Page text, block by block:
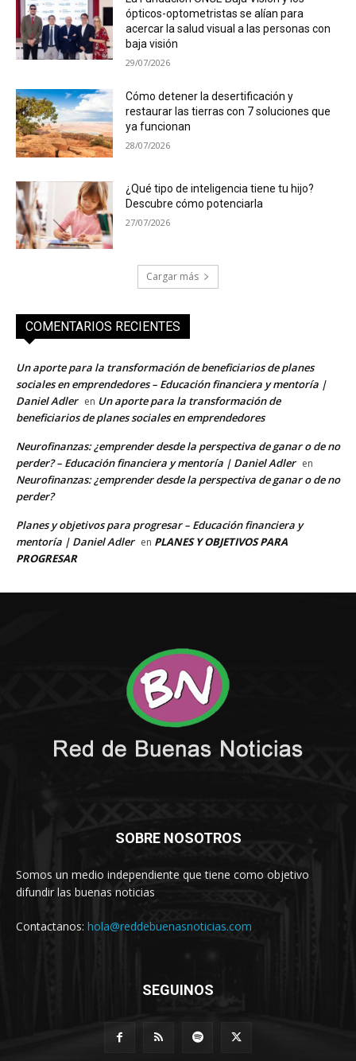
SOBRE NOSOTROS
Somos un medio independiente que tiene como objetivo
difundir las buenas noticias
Contactanos: hola@reddebuenasnoticias.com
SEGUINOS